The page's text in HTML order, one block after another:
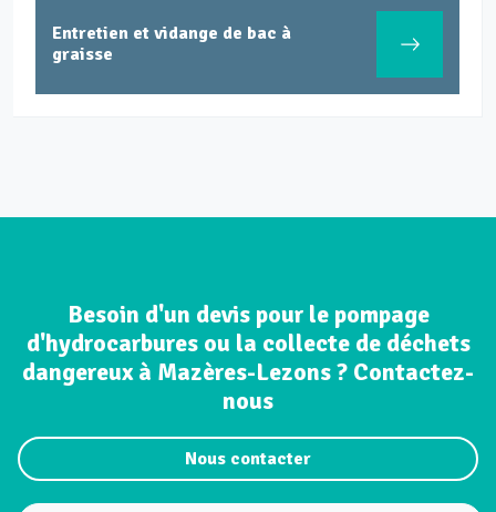
Entretien et vidange de bac à
graisse
Besoin d'un devis pour le pompage
d'hydrocarbures ou la collecte de déchets
dangereux à Mazères-Lezons ? Contactez-
nous
Nous contacter